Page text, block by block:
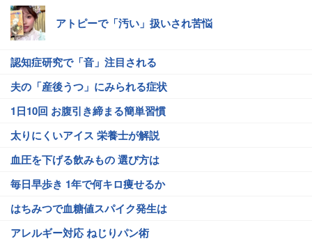
アトピーで「汚い」扱いされ苦悩
認知症研究で「音」注目される
夫の「産後うつ」にみられる症状
1日10回 お腹引き締まる簡単習慣
太りにくいアイス 栄養士が解説
血圧を下げる飲みもの 選び方は
毎日早歩き 1年で何キロ痩せるか
はちみつで血糖値スパイク発生は
アレルギー対応 ねじりパン術